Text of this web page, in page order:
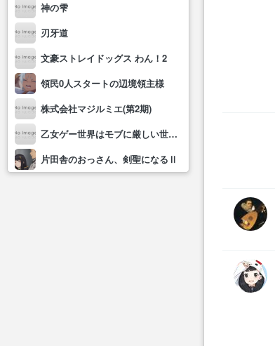
神の雫
刃牙道
文豪ストレイドッグス わん！2
領民0人スタートの辺境領主様
株式会社マジルミエ(第2期)
乙女ゲー世界はモブに厳しい世界です2
片田舎のおっさん、剣聖になるⅡ